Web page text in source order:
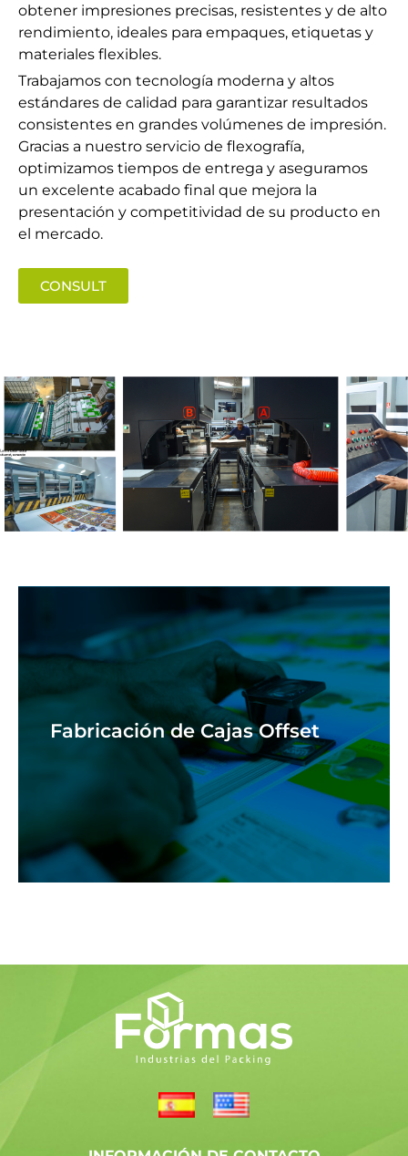
obtener impresiones precisas, resistentes y de alto
rendimiento, ideales para empaques, etiquetas y
materiales flexibles.
Trabajamos con tecnología moderna y altos
estándares de calidad para garantizar resultados
consistentes en grandes volúmenes de impresión.
Gracias a nuestro servicio de flexografía,
optimizamos tiempos de entrega y aseguramos
un excelente acabado final que mejora la
presentación y competitividad de su producto en
el mercado.
CONSULT
Fabricación de Cajas Offset
Fabricación de Cajas Offset